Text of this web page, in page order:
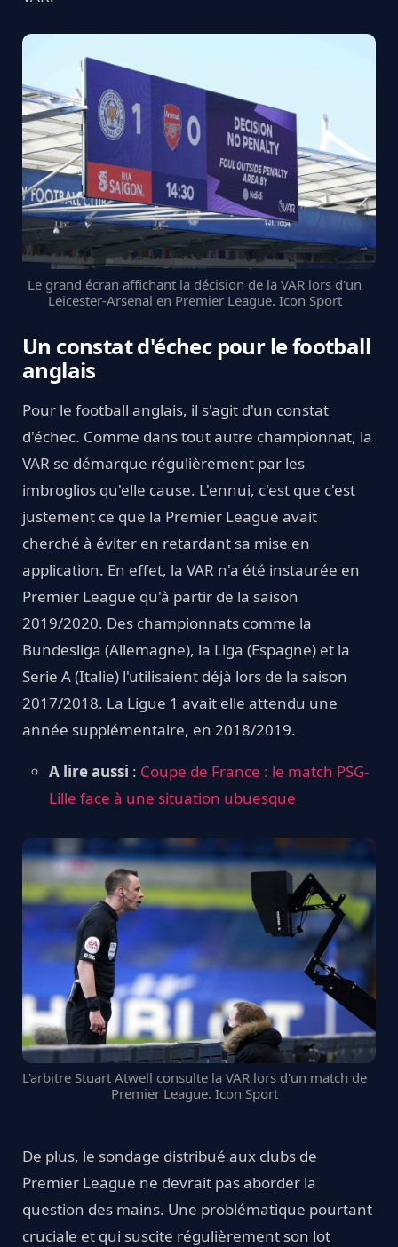
Le grand écran affichant la décision de la VAR lors d'un
Leicester-Arsenal en Premier League. Icon Sport
Un constat d'échec pour le football
anglais
Pour le football anglais, il s'agit d'un constat
d'échec. Comme dans tout autre championnat, la
VAR se démarque régulièrement par les
imbroglios qu'elle cause. L'ennui, c'est que c'est
justement ce que la Premier League avait
cherché à éviter en retardant sa mise en
application. En effet, la VAR n'a été instaurée en
Premier League qu'à partir de la saison
2019/2020. Des championnats comme la
Bundesliga (Allemagne), la Liga (Espagne) et la
Serie A (Italie) l'utilisaient déjà lors de la saison
2017/2018. La Ligue 1 avait elle attendu une
année supplémentaire, en 2018/2019.
A lire aussi : Coupe de France : le match PSG-
Lille face à une situation ubuesque
L'arbitre Stuart Atwell consulte la VAR lors d'un match de
Premier League. Icon Sport
De plus, le sondage distribué aux clubs de
Premier League ne devrait pas aborder la
question des mains. Une problématique pourtant
cruciale et qui suscite régulièrement son lot